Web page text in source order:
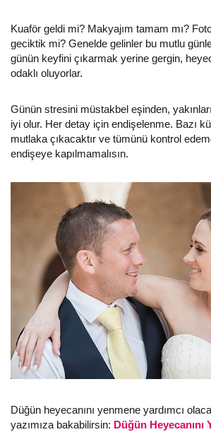
Kuaför geldi mi? Makyajım tamam mı?
geciktik mi? Genelde gelinler bu mutlu
günün keyfini çıkarmak yerine gergin,
odaklı oluyorlar.
Günün stresini müstakbel eşinden,
iyi olur. Her detay için endişelenme. Bazı
mutlaka çıkacaktır ve tümünü kontrol
endişeye kapılmamalısın.
Düğün heyecanını yenmene yardımcı
yazımıza bakabilirsin: Düğün Heyecanını